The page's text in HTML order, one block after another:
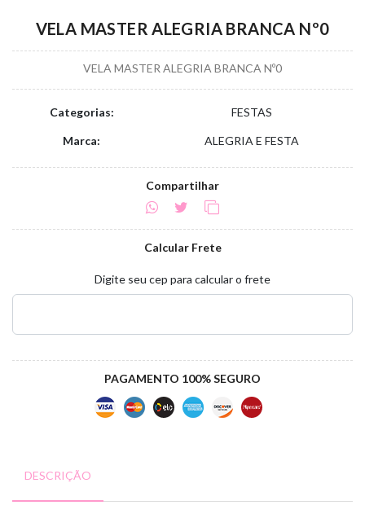
VELA MASTER ALEGRIA BRANCA Nº0
VELA MASTER ALEGRIA BRANCA Nº0
Categorias: FESTAS
Marca: ALEGRIA E FESTA
Compartilhar
Calcular Frete
Digite seu cep para calcular o frete
PAGAMENTO 100% SEGURO
DESCRIÇÃO